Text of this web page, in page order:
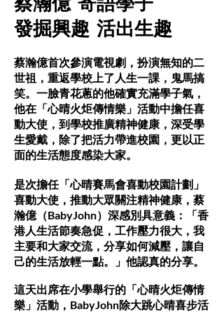
發掘興趣 活出生趣
蔡瀚億首次參演電視劇，扮演無知的二
世祖，重返學校上了人生一課，鬼馬搞
笑。一臉青花蔥的他確實充滿學子氣，
他在「心晴火炬傳情樂」活動中擔任喜
動大使，到學校推廣精神健康，深受學
生愛戴，除了把活力帶進校園，更以正
面的生活態度感染大家。
是次擔任「心晴賽馬會喜動校園計劃」
喜動大使，推動大眾關注精神健康，蔡
瀚億（BabyJohn）深感別具意義：「香
港人生活節奏急促，工作壓力很大，我
主要和大家交流，分享如何減壓，讓自
己的生活放輕一點。」他認真的分享。
這天出席在小學舉行的「心晴火炬傳情
樂」活動，BabyJohn除大跳心晴喜步活